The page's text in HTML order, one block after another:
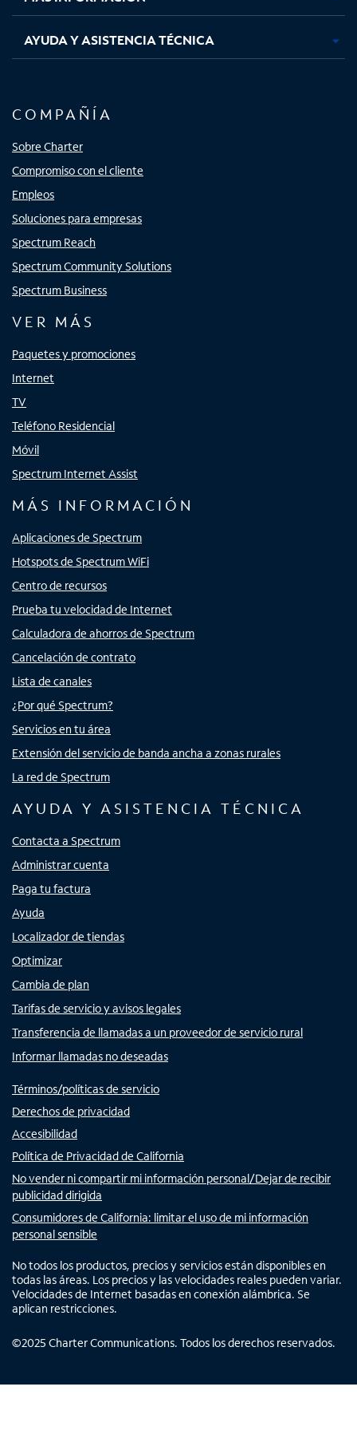
AYUDA Y ASISTENCIA TÉCNICA
COMPAÑÍA
Sobre Charter
Compromiso con el cliente
Empleos
Soluciones para empresas
Spectrum Reach
Spectrum Community Solutions
Spectrum Business
VER MÁS
Paquetes y promociones
Internet
TV
Teléfono Residencial
Móvil
Spectrum Internet Assist
MÁS INFORMACIÓN
Aplicaciones de Spectrum
Hotspots de Spectrum WiFi
Centro de recursos
Prueba tu velocidad de Internet
Calculadora de ahorros de Spectrum
Cancelación de contrato
Lista de canales
¿Por qué Spectrum?
Servicios en tu área
Extensión del servicio de banda ancha a zonas rurales
La red de Spectrum
AYUDA Y ASISTENCIA TÉCNICA
Contacta a Spectrum
Administrar cuenta
Paga tu factura
Ayuda
Localizador de tiendas
Optimizar
Cambia de plan
Tarifas de servicio y avisos legales
Transferencia de llamadas a un proveedor de servicio rural
Informar llamadas no deseadas
Términos/políticas de servicio
Derechos de privacidad
Accesibilidad
Política de Privacidad de California
No vender ni compartir mi información personal/Dejar de recibir
publicidad dirigida
Consumidores de California: limitar el uso de mi información
personal sensible
No todos los productos, precios y servicios están disponibles en
todas las áreas. Los precios y las velocidades reales pueden variar.
Velocidades de Internet basadas en conexión alámbrica. Se
aplican restricciones.
©2025 Charter Communications. Todos los derechos reservados.